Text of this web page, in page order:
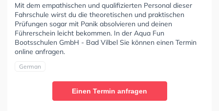
Mit dem empathischen und qualifizierten Personal dieser
Fahrschule wirst du die theoretischen und praktischen
Prüfungen sogar mit Panik absolvieren und deinen
Führerschein leicht bekommen. In der Aqua Fun
Bootsschulen GmbH - Bad Vilbel Sie können einen Termin
online anfragen.
German
Einen Termin anfragen